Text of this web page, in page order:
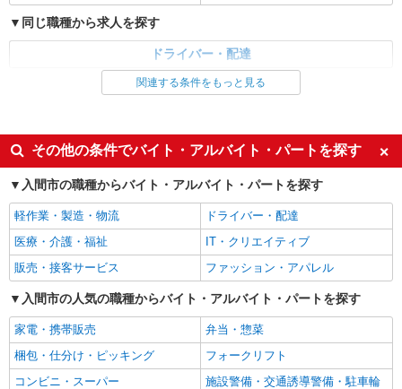
同じ職種から求人を探す
ドライバー・配達
同じ特徴から求人を探す関連する条件をもっと見る
その他の条件でバイト・アルバイト・パートを探す
入間市の職種からバイト・アルバイト・パートを探す
軽作業・製造・物流
ドライバー・配達
医療・介護・福祉
IT・クリエイティブ
販売・接客サービス
ファッション・アパレル
入間市の人気の職種からバイト・アルバイト・パートを探す
家電・携帯販売
弁当・惣菜
梱包・仕分け・ピッキング
フォークリフト
コンビニ・スーパー
施設警備・交通誘導警備・駐車輪